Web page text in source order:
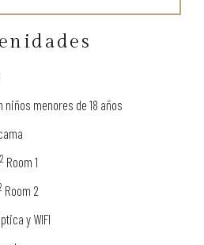
niños menores de 18 años
2Room 1
Room 2
y WIFI